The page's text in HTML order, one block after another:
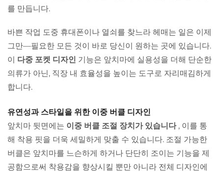
를 만듭니다.
바쁜 작업 도중 휴대폰이나 열쇠를 찾느라 헤매는 일은 이제
그만—필요한 모든 것이 바로 당신이 원하는 곳에 있습니다.
이 다중 포켓 디자인 기능은 앞치마에 실용성을 더해 단순한
의류가 아닌, 직장 내 효율성을 높이는 도구로 자리매김하게
합니다.
유연성과 스타일을 위한 이중 버클 디자인
앞치마 뒷면에는 이중 버클 조절 장치가 있습니다 , 이를 통
해 착용 핏을 더욱 세밀하게 맞출 수 있습니다. 조절 가능한
버클은 앞치마를 느슨하게 하거나 단단히 조이는 기능을 제
공함으로써 착용감을 향상시킬 뿐만 아니라 전체 디자인에